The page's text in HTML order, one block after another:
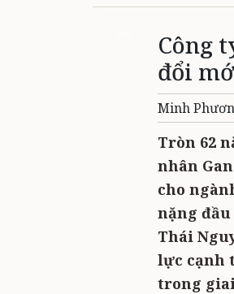
QUÊ HƯƠNG - ĐẤT
VĂN BẢN, CHÍNH
Công
đổi
Minh
Tròn 62
nhân
cho
nặng đầu
Thái
lực cạnh
trong